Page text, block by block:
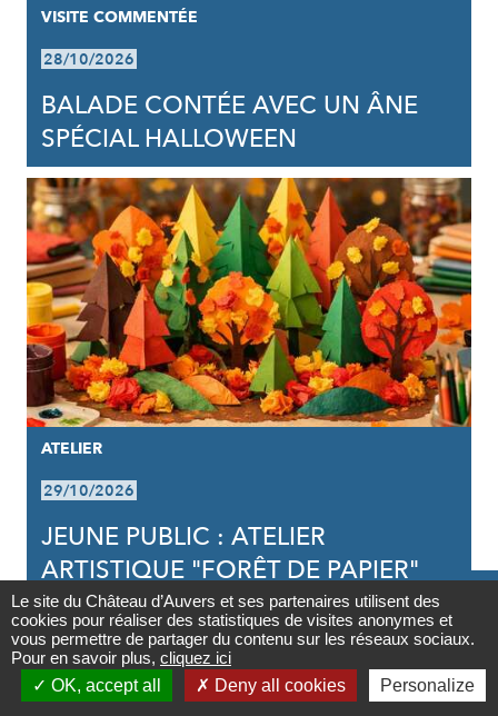
Contact

Newsletter
VISITE COMMENTÉE
28/10/2026
BALADE CONTÉE AVEC UN ÂNE
SPÉCIAL HALLOWEEN
ATELIER
29/10/2026
JEUNE PUBLIC : ATELIER
ARTISTIQUE "FORÊT DE PAPIER"
Le site du Château d’Auvers et ses partenaires utilisent des
cookies pour réaliser des statistiques de visites anonymes et
vous permettre de partager du contenu sur les réseaux sociaux.
Pour en savoir plus, cliquez ici
OK, accept all
Deny all cookies Personalize